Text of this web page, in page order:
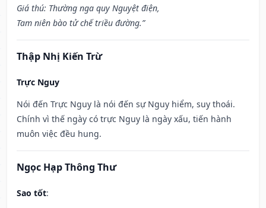
Giá thú: Thường nga quy Nguyệt điện,
Tam niên bào tử chế triều đường.”
Thập Nhị Kiến Trừ
Trực Nguy
Nói đến Trực Nguy là nói đến sự Nguy hiểm, suy thoái.
Chính vì thế ngày có trực Nguy là ngày xấu, tiến hành
muôn việc đều hung.
Ngọc Hạp Thông Thư
Sao tốt: